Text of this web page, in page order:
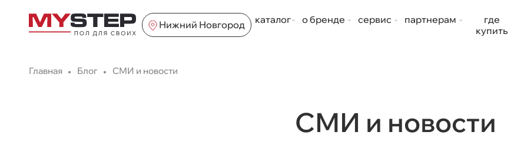
Нижний Новгород каталог о бренде сервис партнерам
где
купить
Главная Блог СМИ и новости
СМИ и новости